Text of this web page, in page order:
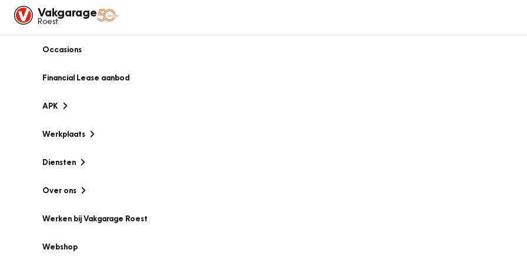
Vakgarage
Roest
Occasions
Financial Lease aanbod
APK
Werkplaats
Diensten
Over ons
Werken bij Vakgarage Roest
Webshop